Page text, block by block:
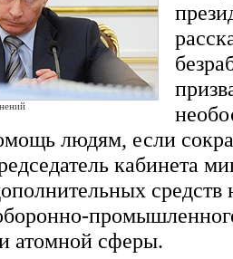
людям, если
кабинета
средств
атомной сферы.